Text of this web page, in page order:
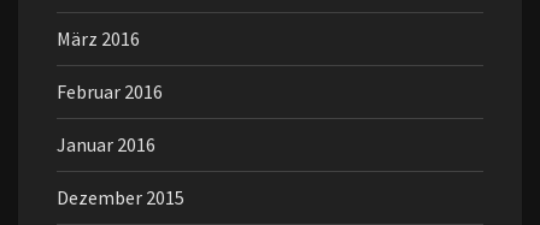
März 2016
Februar 2016
Januar 2016
Dezember 2015